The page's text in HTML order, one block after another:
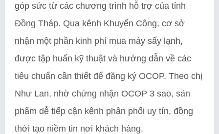
góp sức từ các chương trình hỗ trợ của tỉnh
Đồng Tháp. Qua kênh Khuyến Công, cơ sở
nhận một phần kinh phí mua máy sấy lạnh,
được tập huấn kỹ thuật và hướng dẫn về các
tiêu chuẩn cần thiết để đăng ký OCOP. Theo chị
Như Lan, nhờ chứng nhận OCOP 3 sao, sản
phẩm dễ tiếp cận kênh phân phối uy tín, đồng
thời tạo niềm tin nơi khách hàng.